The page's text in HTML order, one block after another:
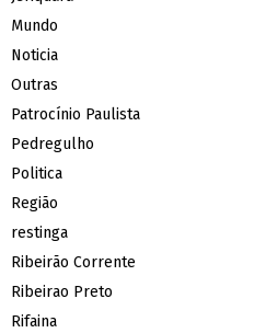
Mundo
Noticia
Outras
Patrocínio Paulista
Pedregulho
Politica
Região
restinga
Ribeirão Corrente
Ribeirao Preto
Rifaina